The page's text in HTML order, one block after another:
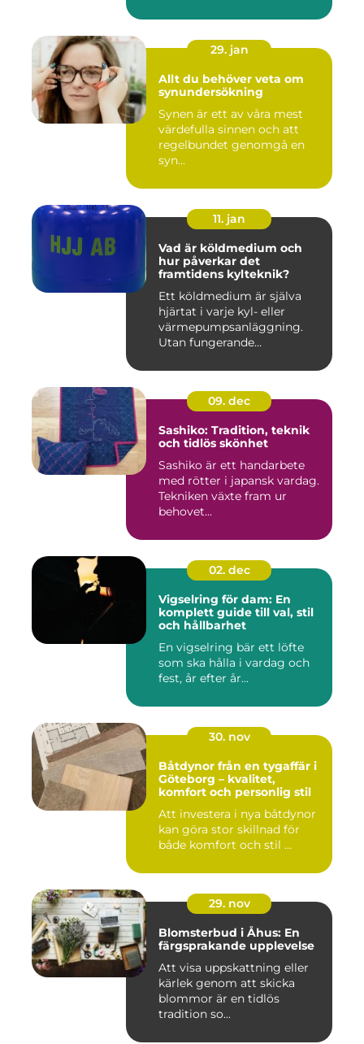
29. jan
Allt du behöver veta om
synundersökning
Synen är ett av våra mest
värdefulla sinnen och att
regelbundet genomgå en
syn...
11. jan
Vad är köldmedium och
hur påverkar det
framtidens kylteknik?
Ett köldmedium är själva
hjärtat i varje kyl- eller
värmepumpsanläggning.
Utan fungerande
09. dec
Sashiko: Tradition, teknik
och tidlös skönhet
Sashiko är ett handarbete
med rötter i japansk vardag.
Tekniken växte fram ur
behovet...
02. dec
Vigselring för dam: En
komplett guide till val, stil
och hållbarhet
En vigselring bär ett löfte
som ska hålla i vardag och
fest, år efter år...
30. nov
Båtdynor från en tygaffär i
Göteborg – kvalitet,
komfort och personlig stil
Att investera i nya båtdynor
kan göra stor skillnad för
både komfort och stil ...
29. nov
Blomsterbud i Åhus: En
färgsprakande upplevelse
Att visa uppskattning eller
kärlek genom att skicka
blommor är en tidlös
tradition so...